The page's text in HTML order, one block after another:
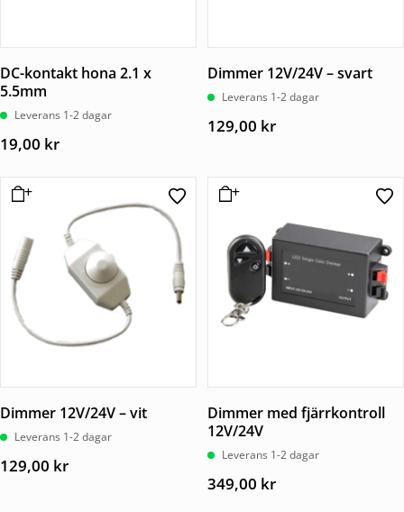
DC-kontakt hona 2.1 x
5.5mm
Leverans 1-2 dagar
19,00 kr
Dimmer 12V/24V – svart
Leverans 1-2 dagar
129,00 kr
Dimmer 12V/24V – vit
Leverans 1-2 dagar
129,00 kr
Dimmer med fjärrkontroll
12V/24V
Leverans 1-2 dagar
349,00 kr